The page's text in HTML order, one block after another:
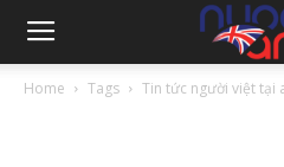
Home Tags Tin tức người việt tại